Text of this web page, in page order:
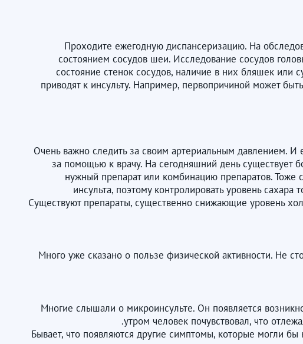
Проходите ежегодную диспансеризацию. На
состоянием сосудов шеи. Исследование сосудов
состояние стенок сосудов, наличие в них бляшек или
приводят к инсульту. Например, первопричиной может
Очень важно следить за своим артериальным давлением. И
за помощью к врачу. На сегодняшний день существует
нужный препарат или комбинацию препаратов. Тоже
инсульта, поэтому контролировать уровень
Существуют препараты, существенно снижающие уровень
Много уже сказано о пользе физической активности. Не
Многие слышали о микроинсульте. Он появляется
утром человек почувствовал, что
Бывает, что появляются другие симптомы, которые могли